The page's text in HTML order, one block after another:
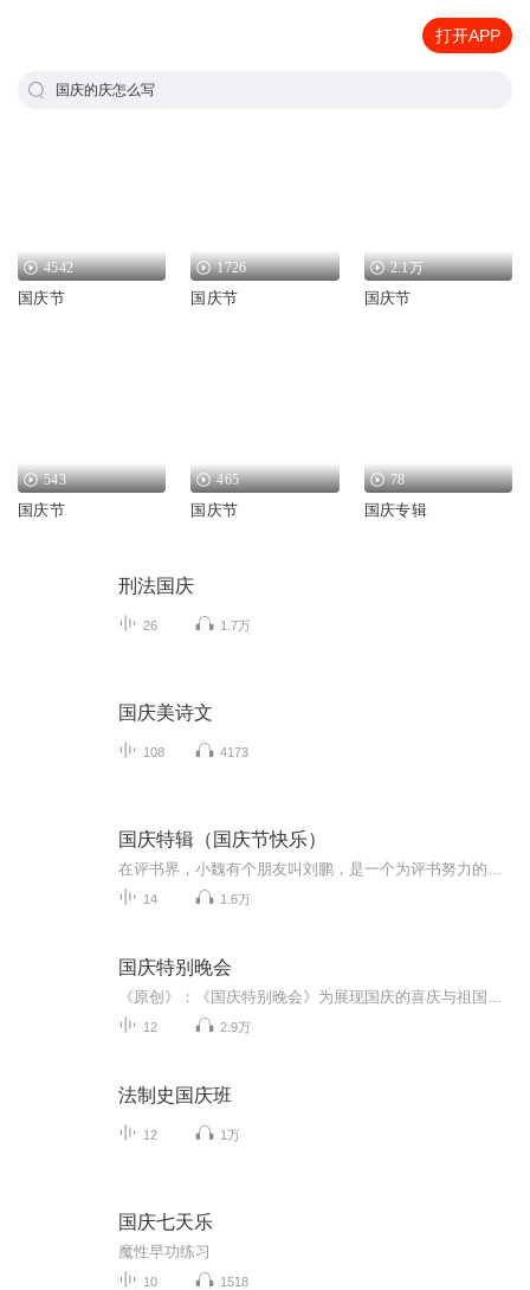
打开APP
国庆的庆怎么写
4542
国庆节
1726
国庆节
2.1万
国庆节
543
国庆节
465
国庆节
78
国庆专辑
刑法国庆
26 1.7万
国庆美诗文
108 4173
国庆特辑（国庆节快乐）
14 1.6万
国庆特别晚会
12 2.9万
法制史国庆班
12 1万
国庆七天乐
魔性早功练习
10 1518